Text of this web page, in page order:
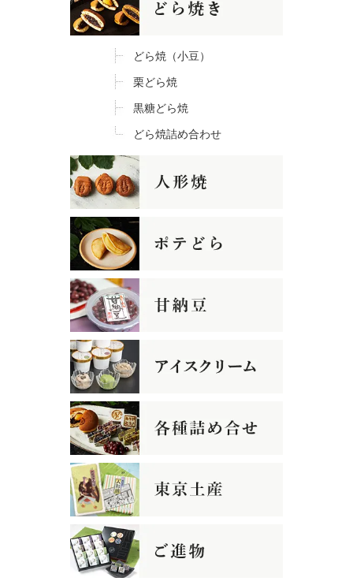
どら焼（小豆）
栗どら焼
黒糖どら焼
どら焼詰め合わせ